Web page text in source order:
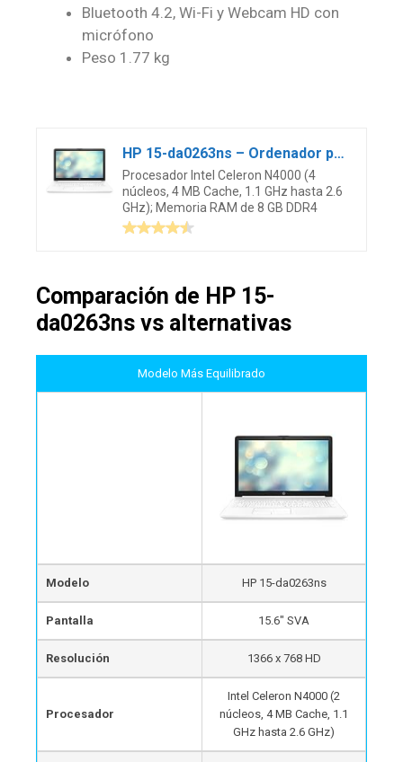
Bluetooth 4.2, Wi-Fi y Webcam HD con
micrófono
Peso 1.77 kg
HP 15-da0263ns – Ordenador portátil de 15.6″ HD (Intel Celeron N4000, 8 GB RAM, 256 GB SSD, gráficos Intel UHD 600) Blanco – Teclado QWERTY Español
Procesador Intel Celeron N4000 (4
núcleos, 4 MB Cache, 1.1 GHz hasta 2.6
GHz); Memoria RAM de 8 GB DDR4
Comparación de HP 15-
da0263ns vs alternativas
Modelo Más Equilibrado
Modelo HP 15-da0263ns
Pantalla 15.6″ SVA
Resolución 1366 x 768 HD
Procesador
Intel Celeron N4000 (2
núcleos, 4 MB Cache, 1.1
GHz hasta 2.6 GHz)